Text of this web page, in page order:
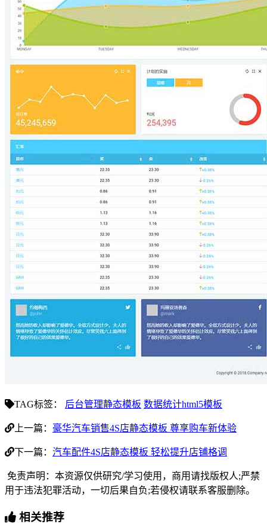
TAG标签： 后台管理静态模板 数据统计html5模板
上一篇： 豪华汽车销售4S店静态模板 尊享购车新体验
下一篇： 汽车配件4S店静态模板 轻松提升店铺格调
免责声明：本资源仅供研究/学习使用，商用请找版权人;严禁
用于违法犯罪活动，一切后果自负;若侵权请联系客服删除。
相关推荐